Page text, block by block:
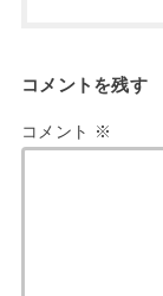
コメントを残す
コメント ※